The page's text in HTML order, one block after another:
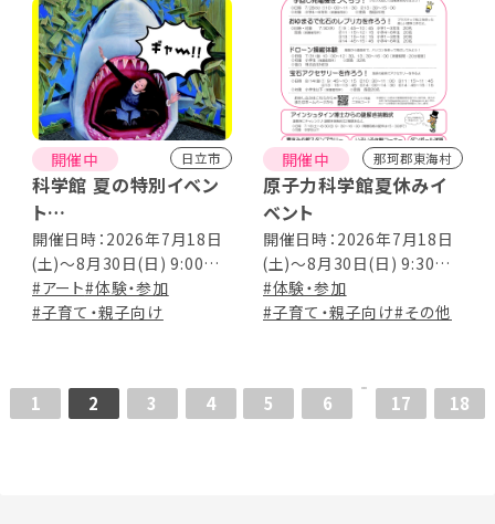
開催中 日立市
科学館 夏の特別イベン
ト
見る！観る！ミラクル展
～脳が騙される錯覚とト
リックアート～
開催日時：2026年7月18日
(土)～8月30日(日) 9:00～
17:00 (入館は16:30まで)
#アート#体験・参加
#子育て・親子向け
開催中 那珂郡東海村
原子力科学館夏休みイ
ベント
開催日時：2026年7月18日
(土)～8月30日(日) 9:30～
16:00
#体験・参加
#子育て・親子向け#その他
1 2 3 4 5 6 17 18